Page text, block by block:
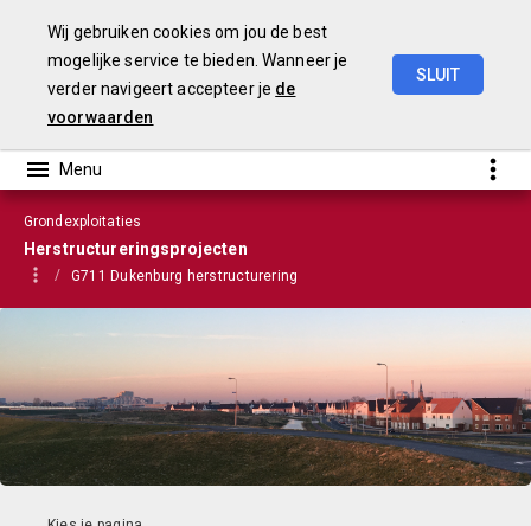
Wij gebruiken cookies om jou de best
mogelijke service te bieden. Wanneer je
verder navigeert accepteer je de
voorwaarden
SLUIT
Grondexploitaties
Herstructureringsprojecten
G711 Dukenburg herstructurering